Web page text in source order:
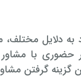
به دلایل
با مشاور
گرفتن